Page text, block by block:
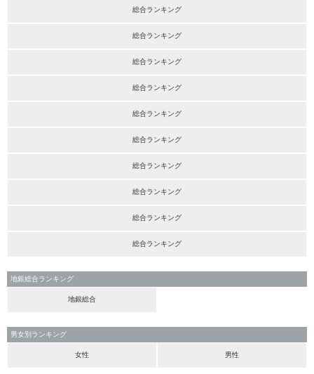
総合ランキング
総合ランキング
総合ランキング
総合ランキング
総合ランキング
総合ランキング
総合ランキング
総合ランキング
総合ランキング
総合ランキング
地銀総合ランキング
地銀総合
男女別ランキング
女性 男性